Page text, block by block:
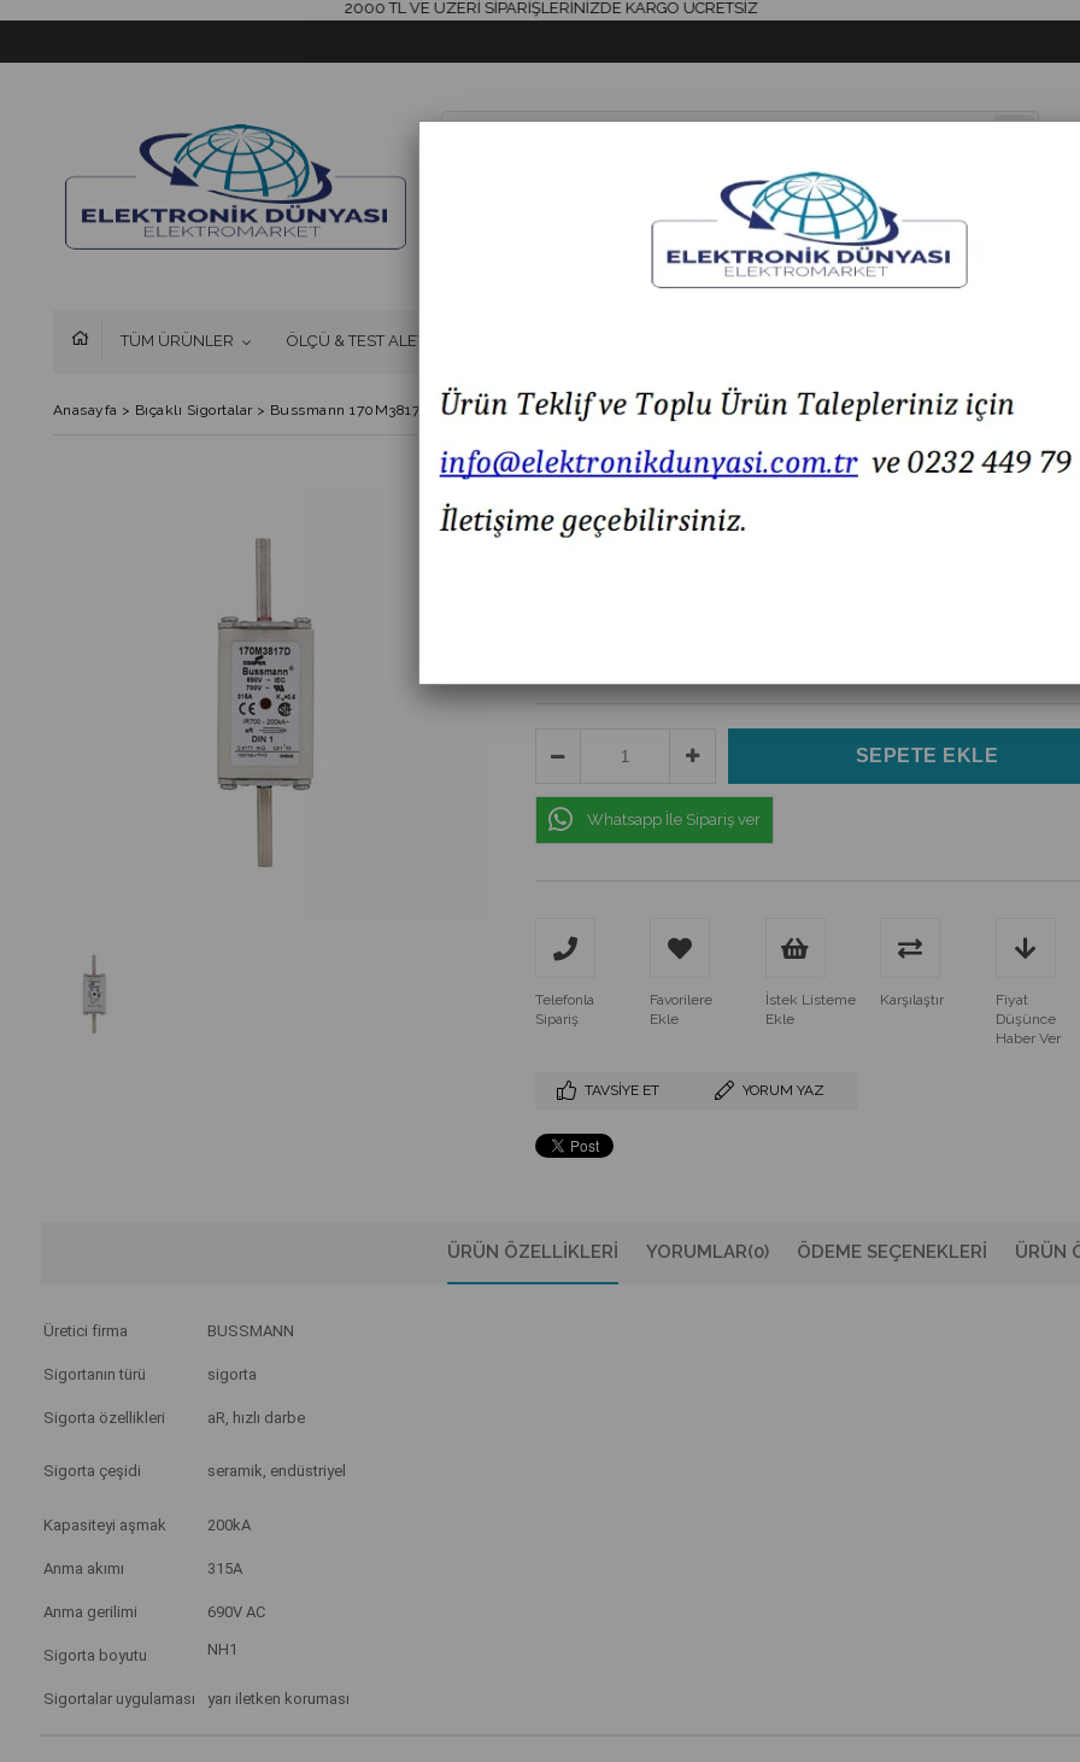
2000 TL VE ÜZERİ SİPARİŞLERİNİZDE KARGO ÜCRETSİZ
TÜM ÜRÜNLER ÖLÇÜ & TEST ALETLERİ
Anasayfa > Bıçaklı Sigortalar> Bussmann 170M3817D 315A NH1 Hızlı Bıçaklı Sigorta
Bussmann 170M3817D 315A NH1 Hızlı Bıçaklı Sigorta
Whatsapp İle Sipariş ver
Telefonla
Sipariş
Favorilere
Ekle
İstek Listeme
Ekle
Karşılaştır
Fiyat
Düşünce
Haber Ver
TAVSIYE ET YORUM YAZ
ÜRÜN ÖZELLIKLERI YORUMLAR(0) ÖDEME SEÇENEKLERI ÜRÜN
Üretici firma BUSSMANN
Sigortanın türü sigorta
Sigorta özellikleri aR, hızlı darbe
Sigorta çeşidi seramik, endüstriyel
Kapasiteyi aşmak 200kA
Anma akımı 315A
Anma gerilimi 690V AC
Sigorta boyutu NH1
Sigortalar uygulaması yarı iletken koruması